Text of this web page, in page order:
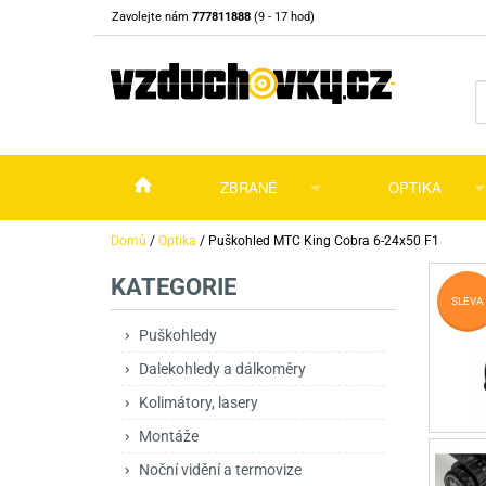
Zavolejte nám 777811888 (9 - 17 hod)
ZBRANĚ
Vzduchovky Vzduchovky na CO2
Příslušenství pro
Vzduchovky PCP
Vzduchovky
Vzduchové pistole a revolveryPříslušenství
Pružinové pistole
Plynové pistole a revolvery
Perkusní zbraně
Zbraně na ZP
Pušky
Nože Nože s pevnou
OPTIKA
Puškohledy
Dalekohledy a
Kolimátory, lasery
Domů / Optika / Puškohled MTC King Cobra 6-24x50 F1
KATEGORIE
Puškohledy
Dalekohledy a dálkoměry
Kolimátory, lasery
Montáže
Noční vidění a termovize
SLEVA